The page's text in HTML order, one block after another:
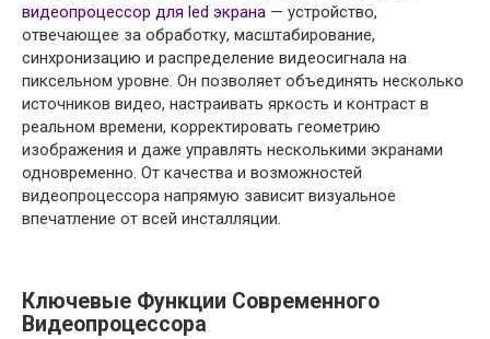
видеопроцессор для led экрана — устройство,
отвечающее за обработку, масштабирование,
синхронизацию и распределение видеосигнала на
пиксельном уровне. Он позволяет объединять несколько
источников видео, настраивать яркость и контраст в
реальном времени, корректировать геометрию
изображения и даже управлять несколькими экранами
одновременно. От качества и возможностей
видеопроцессора напрямую зависит визуальное
впечатление от всей инсталляции.
Ключевые Функции Современного
Видеопроцессора